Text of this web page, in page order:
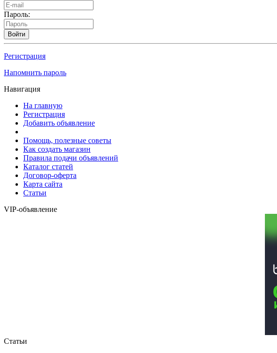
Пароль:
Войти
Регистрация
Напомнить пароль
Навигация
На главную
Регистрация
Добавить объявление
Помощь, полезные советы
Как создать магазин
Правила подачи объявлений
Каталог статей
Договор-оферта
Карта сайта
Статьи
VIP-объявление
Статьи